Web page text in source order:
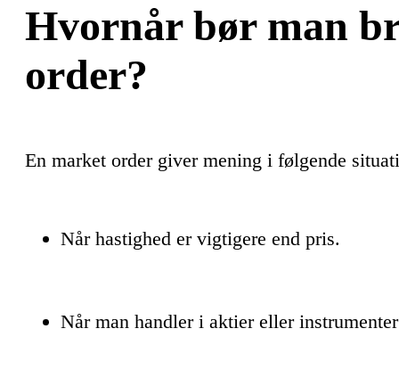
Hvornår bør man
order?
En market order giver mening i følgende
Når hastighed er vigtigere end pris.
Når man handler i aktier eller